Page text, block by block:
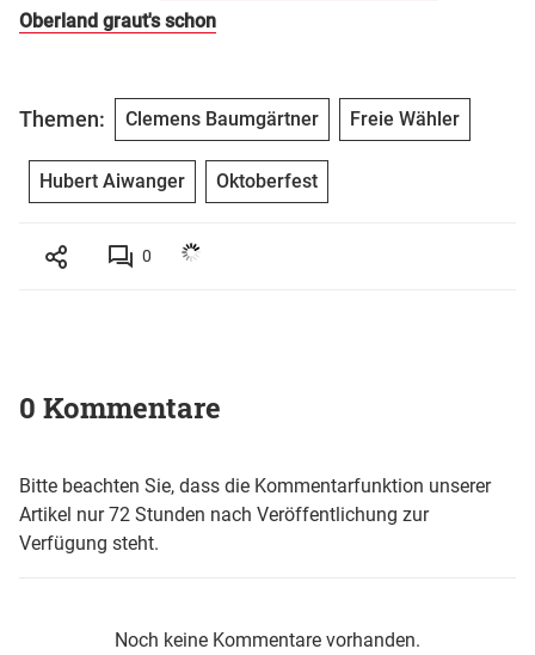
Oberland graut's schon
Themen: Clemens Baumgärtner Freie Wähler
Hubert Aiwanger Oktoberfest
0
0 Kommentare
Bitte beachten Sie, dass die Kommentarfunktion unserer
Artikel nur 72 Stunden nach Veröffentlichung zur
Verfügung steht.
Noch keine Kommentare vorhanden.